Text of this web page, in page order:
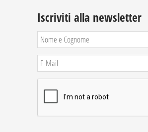
Iscriviti alla newsletter